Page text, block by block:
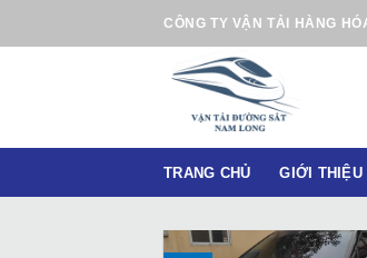
n
CÔNG TY VẬN TẢI HÀNG
TRANG CHỦ GIỚI THIỆU